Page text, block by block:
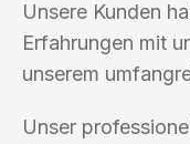
Unsere Kunden
Erfahrungen mit
unserem
Unser